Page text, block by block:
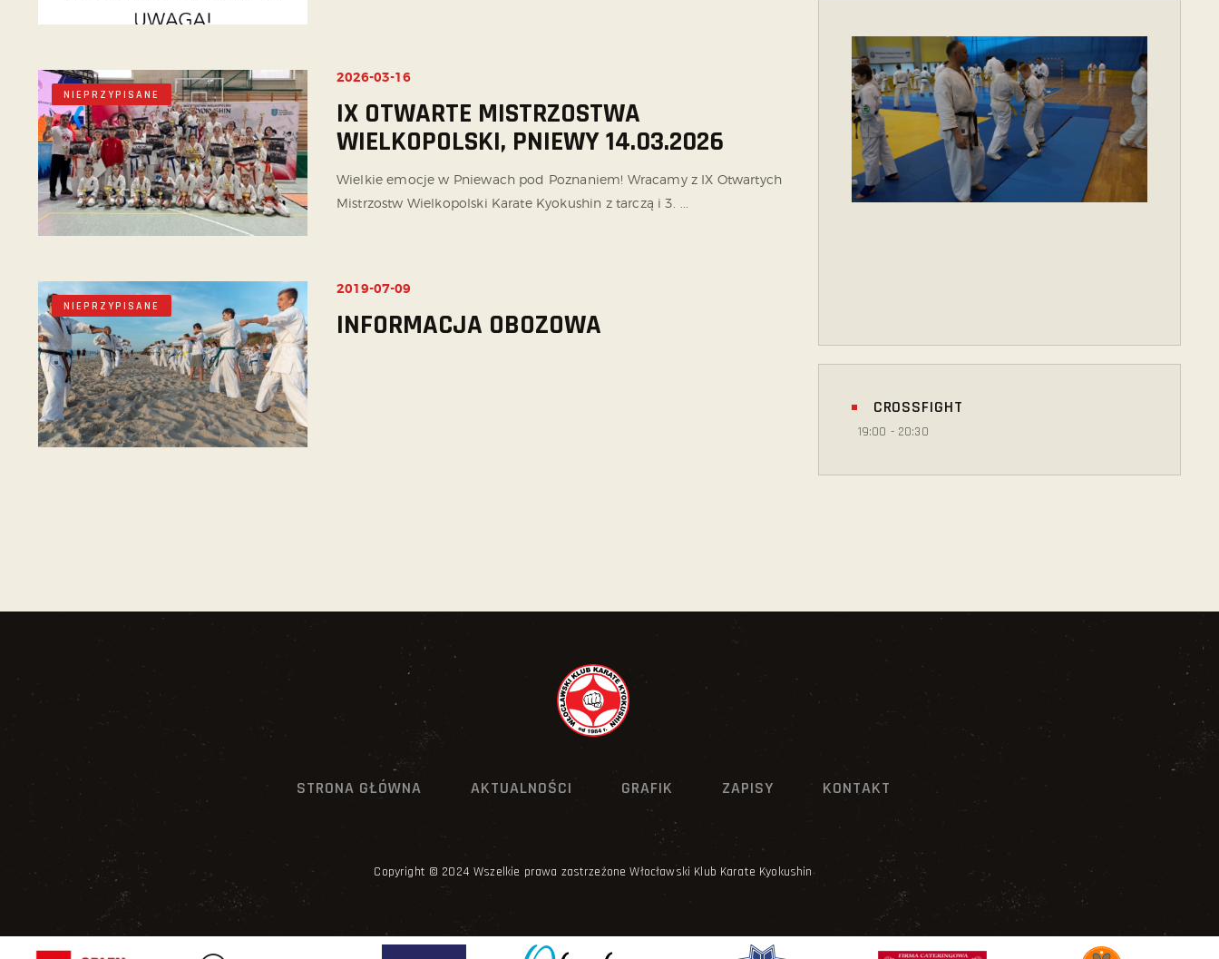
NIEPRZYPISANE
2026-03-16
IX OTWARTE MISTRZOSTWA
WIELKOPOLSKI, PNIEWY 14.03.2026
Wielkie emocje w Pniewach pod Poznaniem! Wracamy z IX Otwartych
Mistrzostw Wielkopolski Karate Kyokushin z tarczą i 3. ...
NIEPRZYPISANE
2019-07-09
INFORMACJA OBOZOWA
CROSSFIGHT
19:00 - 20:30
STRONA GŁÓWNA AKTUALNOŚCI GRAFIK ZAPISY KONTAKT
Copyright © 2024 Wszelkie prawa zastrzeżone Włocławski Klub Karate Kyokushin